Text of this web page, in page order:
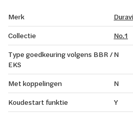
Merk
Collectie
No.1
Type goedkeuring volgens BBR /
EKS
N
Met koppelingen
N
Koudestart funktie
Y